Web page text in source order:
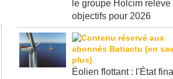
le groupe Holcim relève
objectifs pour 2026
Éolien flottant : l'État